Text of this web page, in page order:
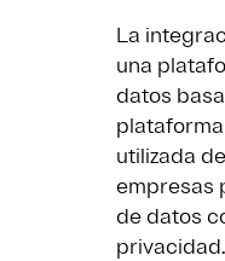
La
una
datos
utilizada
empresas
de datos